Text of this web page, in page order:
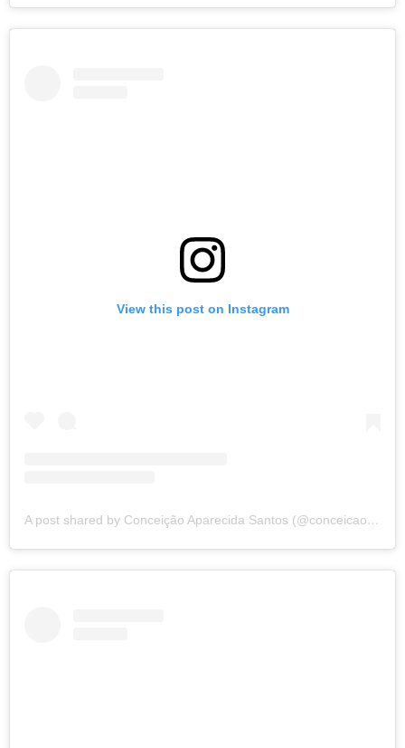
View this post on Instagram
A post shared by Conceição Aparecida Santos (@conceicao.a.santos)